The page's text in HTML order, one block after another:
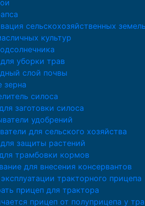
сельскохозяйственных
культур
уборки трав
слой почвы
зерна
силоса
заготовки силоса
удобрений
для сельского хозяйства
защиты растений
трамбовки кормов
для внесения консервантов
тракторного прицепа
прицеп для трактора
прицеп от полуприцепа у